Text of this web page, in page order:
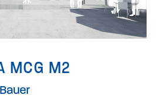
MCG M2